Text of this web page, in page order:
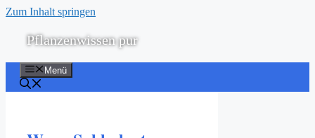
Zum Inhalt springen
Pflanzenwissen pur
Menü